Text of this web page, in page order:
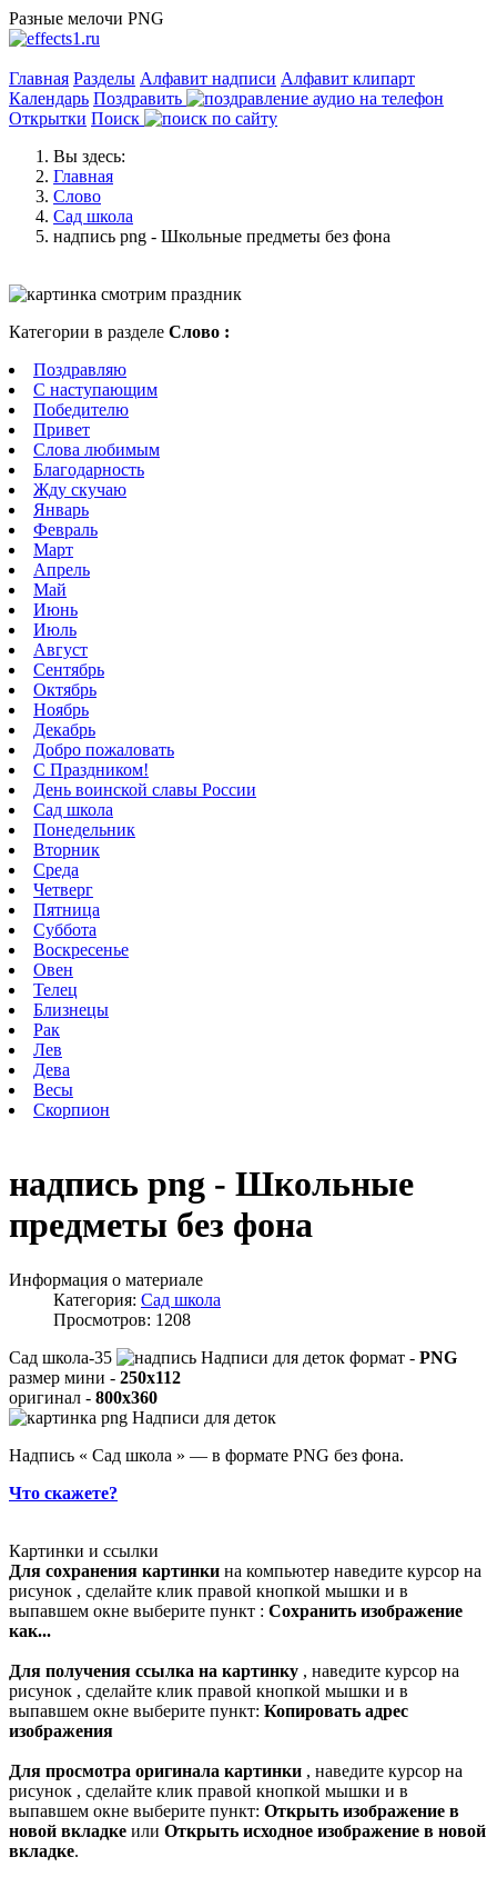
Разные мелочи PNG
Главная Разделы Алфавит надписи Алфавит клипарт
Календарь Поздравить
Открытки Поиск
Вы здесь:
Главная
Слово
Сад школа
надпись png - Школьные предметы без фона
Категории в разделе Слово :
Поздравляю
С наступающим
Победителю
Привет
Слова любимым
Благодарность
Жду скучаю
Январь
Февраль
Март
Апрель
Май
Июнь
Июль
Август
Сентябрь
Октябрь
Ноябрь
Декабрь
Добро пожаловать
С Праздником!
День воинской славы России
Сад школа
Понедельник
Вторник
Среда
Четверг
Пятница
Суббота
Воскресенье
Овен
Телец
Близнецы
Рак
Лев
Дева
Весы
Скорпион
надпись png - Школьные
предметы без фона
Информация о материале
Категория: Сад школа
Просмотров: 1208
Сад школа-35
формат - PNG
размер мини - 250x112
оригинал - 800x360
Надпись « Сад школа » — в формате PNG без фона.
Что скажете?
Картинки и ссылки
Для сохранения картинки на компьютер наведите курсор на
рисунок , сделайте клик правой кнопкой мышки и в
выпавшем окне выберите пункт : Сохранить изображение
как...
Для получения ссылка на картинку , наведите курсор на
рисунок , сделайте клик правой кнопкой мышки и в
выпавшем окне выберите пункт: Копировать адрес
изображения
Для просмотра оригинала картинки , наведите курсор на
рисунок , сделайте клик правой кнопкой мышки и в
выпавшем окне выберите пункт: Открыть изображение в
новой вкладке или Открыть исходное изображение в новой
вкладке.